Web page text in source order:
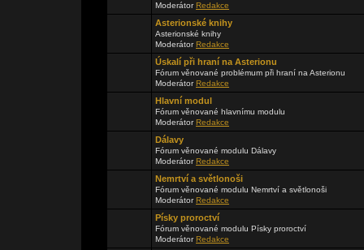
ModerátorRedakce
Asterionské knihy
Asterionské knihy
ModerátorRedakce
Úskalí při hraní na Asterionu
Fórum věnované problémum při hraní na Asterionu
ModerátorRedakce
Hlavní modul
Fórum věnované hlavnímu modulu
ModerátorRedakce
Dálavy
Fórum věnované modulu Dálavy
ModerátorRedakce
Nemrtví a světlonoši
Fórum věnované modulu Nemrtví a světlonoši
ModerátorRedakce
Písky proroctví
Fórum věnované modulu Písky proroctví
ModerátorRedakce